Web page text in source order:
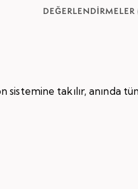
DEĞERLENDIRMELER
takılır, anında